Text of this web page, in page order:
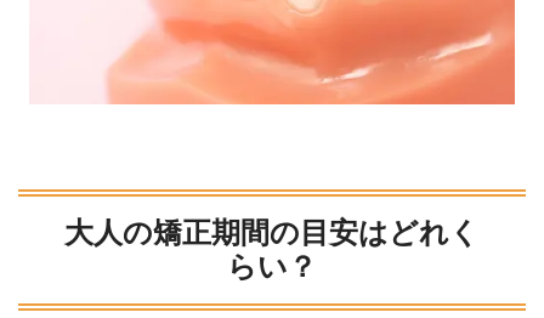
大人の矯正期間の目安はどれく
らい？